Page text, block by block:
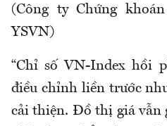
(Công ty Chứng
YSVN)
“Chỉ số VN-Index hồi
điều chỉnh liền trước
cải thiện. Đồ thị giá vẫn